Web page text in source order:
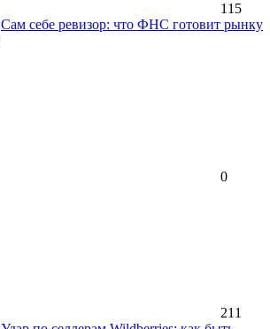
115
Сам себе ревизор: что ФНС готовит рынку
0
211